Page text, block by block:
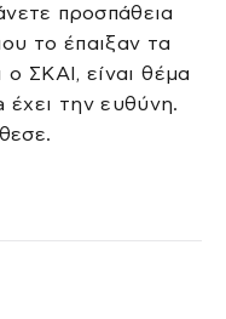
προσπάθεια
το έπαιξαν τα
ΣΚΑΙ, είναι θέμα
την ευθύνη.